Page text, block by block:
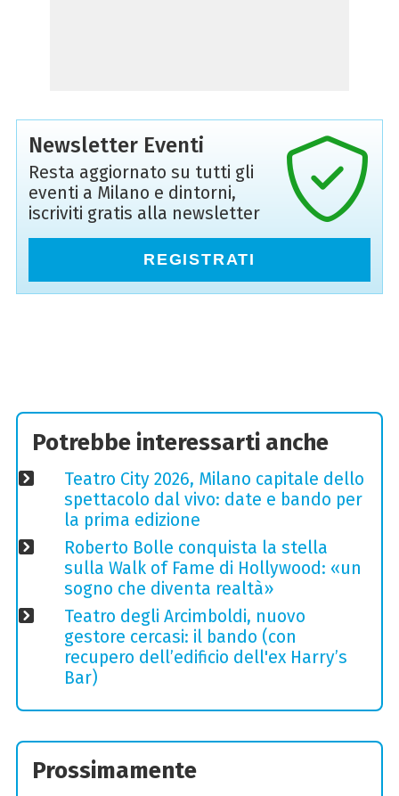
Newsletter Eventi
Resta aggiornato su tutti gli
eventi a Milano e dintorni,
iscriviti gratis alla newsletter
REGISTRATI
Potrebbe interessarti anche
Teatro City 2026, Milano capitale dello
spettacolo dal vivo: date e bando per
la prima edizione
Roberto Bolle conquista la stella
sulla Walk of Fame di Hollywood: «un
sogno che diventa realtà»
Teatro degli Arcimboldi, nuovo
gestore cercasi: il bando (con
recupero dell’edificio dell'ex Harry’s
Bar)
Prossimamente